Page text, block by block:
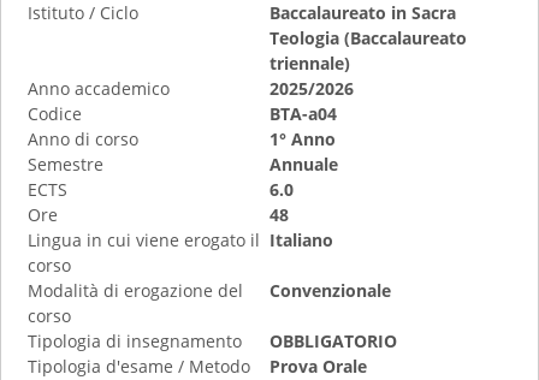
Istituto / Ciclo
Baccalaureato in Sacra
Teologia (Baccalaureato
triennale)
Anno accademico
2025/2026
Codice
BTA-a04
Anno di corso
1° Anno
Semestre
Annuale
ECTS
6.0
Ore
48
Lingua in cui viene erogato il
corso
Italiano
Modalità di erogazione del
corso
Convenzionale
Tipologia di insegnamento
OBBLIGATORIO
Tipologia d'esame / Metodo
Prova Orale